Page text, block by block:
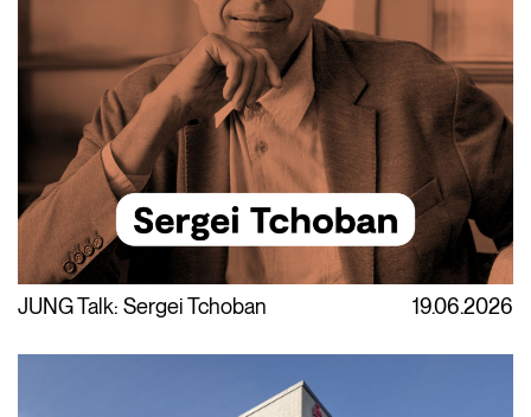
JUNG Talk: Sergei Tchoban 19.06.2026